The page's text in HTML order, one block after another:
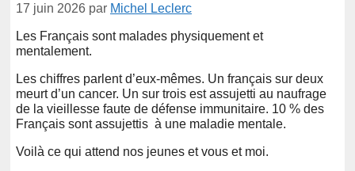
17 juin 2026 par Michel Leclerc
Les Français sont malades physiquement et
mentalement.
Les chiffres parlent d’eux-mêmes. Un français sur deux
meurt d’un cancer. Un sur trois est assujetti au naufrage
de la vieillesse faute de défense immunitaire. 10 % des
Français sont assujettis à une maladie mentale.
Voilà ce qui attend nos jeunes et vous et moi.